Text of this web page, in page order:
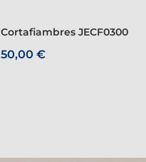
Cortafiambres JECF0300
50,00 €